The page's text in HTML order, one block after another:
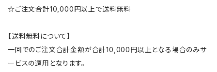
☆ご注文合計10,000円以上で送料無料
【送料無料について】
一回でのご注文合計金額が合計10,000円以上となる場合のみサ
ービスの適用となります。